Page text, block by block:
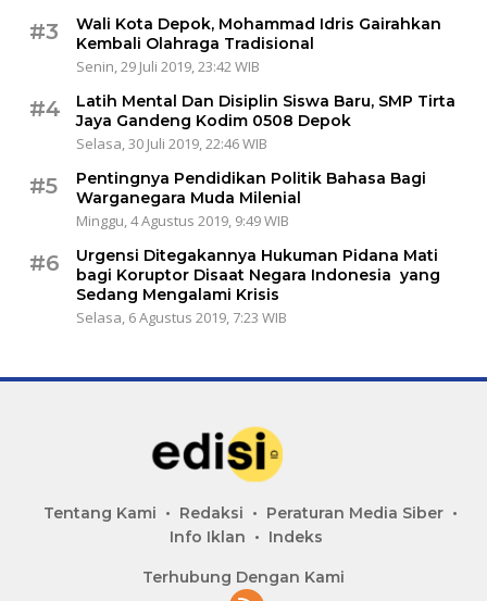
#3
Wali Kota Depok, Mohammad Idris Gairahkan
Kembali Olahraga Tradisional
Senin, 29 Juli 2019, 23:42 WIB
#4
Latih Mental Dan Disiplin Siswa Baru, SMP Tirta
Jaya Gandeng Kodim 0508 Depok
Selasa, 30 Juli 2019, 22:46 WIB
#5
Pentingnya Pendidikan Politik Bahasa Bagi
Warganegara Muda Milenial
Minggu, 4 Agustus 2019, 9:49 WIB
#6
Urgensi Ditegakannya Hukuman Pidana Mati
bagi Koruptor Disaat Negara Indonesia yang
Sedang Mengalami Krisis
Selasa, 6 Agustus 2019, 7:23 WIB
Tentang Kami Redaksi
Peraturan Media Siber
Info Iklan
Indeks
Terhubung Dengan Kami